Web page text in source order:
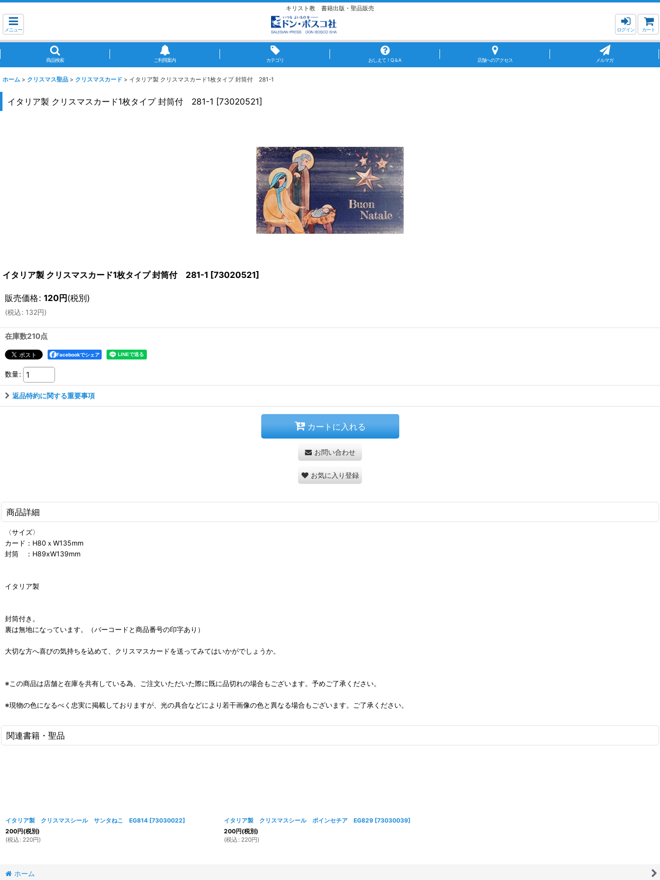
キリスト教 書籍出版・聖品販売
メニュー ログイン カート
商品検索 ご利用案内 カテゴリ おしえて！Q＆A 店舗へのアクセス メルマガ
ホーム > クリスマス聖品 > クリスマスカード > イタリア製 クリスマスカード1枚タイプ 封筒付 281-1
イタリア製 クリスマスカード1枚タイプ 封筒付 281-1 [73020521]
イタリア製 クリスマスカード1枚タイプ 封筒付 281-1 [73020521]
販売価格: 120円(税別)
(税込: 132円)
在庫数210点
Facebookでシェア
数量:
返品特約に関する重要事項
カートに入れる
お問い合わせ
お気に入り登録
商品詳細
〈サイズ〉
カード：H80ｘW135mm
封筒 ：H89xW139mm
イタリア製
封筒付き。
裏は無地になっています。（バーコードと商品番号の印字あり）
大切な方へ喜びの気持ちを込めて、クリスマスカードを送ってみてはいかがでしょうか。
※この商品は店舗と在庫を共有している為、ご注文いただいた際に既に品切れの場合もございます。予めご了承ください。
※現物の色になるべく忠実に掲載しておりますが、光の具合などにより若干画像の色と異なる場合もございます。ご了承ください。
関連書籍・聖品
イタリア製 クリスマスシール サンタねこ EG814 [73030022]
200円(税別)
(税込 : 220円)
イタリア製 クリスマスシール ポインセチア EG829 [73030039]
200円(税別)
(税込 : 220円)
ホーム